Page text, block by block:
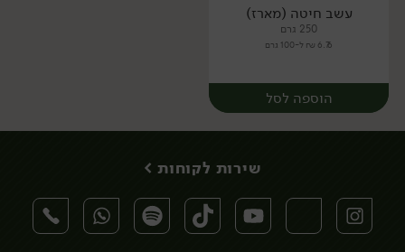
עשב חיטה (מארז)
250 גרם
6.76 ₪ ל-100 גרם
הוספה לסל
שירות לקוחות >